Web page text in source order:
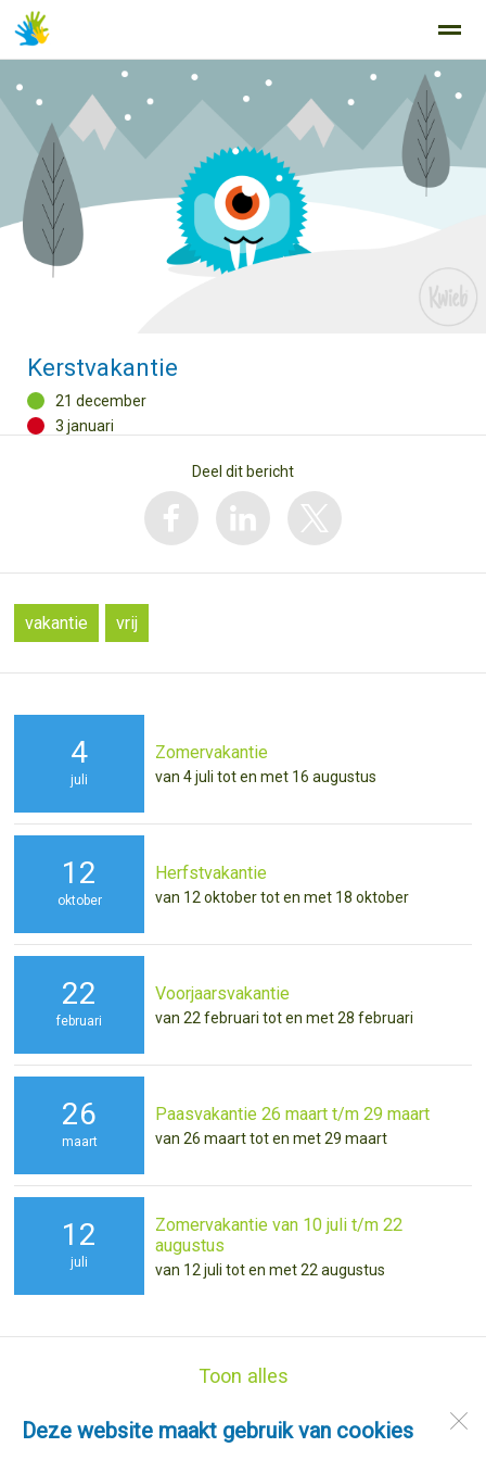
Home Zoeken Nieuws Agenda
Deze website maakt gebruik van cookies
Kerstvakantie
21 december
3 januari
Deel dit bericht
vakantie vrij
4
juli
Zomervakantie
van 4 juli tot en met 16 augustus
12
oktober
Herfstvakantie
van 12 oktober tot en met 18 oktober
22
februari
Voorjaarsvakantie
van 22 februari tot en met 28 februari
26
maart
Paasvakantie 26 maart t/m 29 maart
van 26 maart tot en met 29 maart
12
juli
Zomervakantie van 10 juli t/m 22
augustus
van 12 juli tot en met 22 augustus
Toon alles